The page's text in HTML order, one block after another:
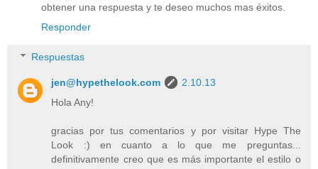
obtener una respuesta y te deseo muchos mas éxitos.
Responder
Respuestas
jen@hypethelook.com
2.10.13
Hola Any!
gracias por tus comentarios y por visitar Hype The
Look :) en cuanto a lo que me preguntas...
definitivamente creo que es más importante el estilo o